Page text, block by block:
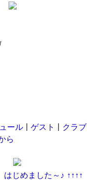
ール ゲスト クラ
ら
はじめました～♪ ↑↑↑↑